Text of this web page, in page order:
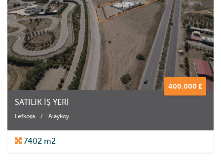
400,000 £
SATILIK İŞ YERİ
Lefkoşa / Alayköy
7402 m2